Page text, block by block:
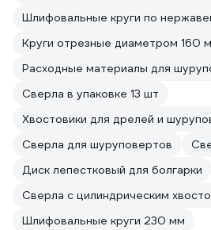
Шлифовальные круги по
Круги отрезные диаметром 160
Расходные материалы для
Сверла в упаковке 13 шт
Хвостовики для дрелей и
Сверла для шуруповертов
Диск лепестковый для болгарки
Сверла с цилиндрическим
Шлифовальные круги 230 мм